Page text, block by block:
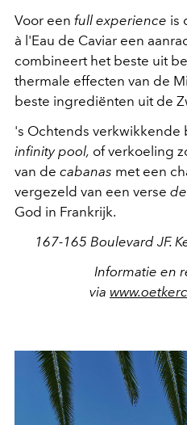
Voor een full experience is
à l'Eau de Caviar een
combineert het beste uit
thermale effecten van de
beste ingrediënten uit de
's Ochtends verkwikkende
infinity pool, of verkoeling
van de cabanas met een
vergezeld van een verse
God in Frankrijk.
167-165 Boulevard JF.
Informatie en
via